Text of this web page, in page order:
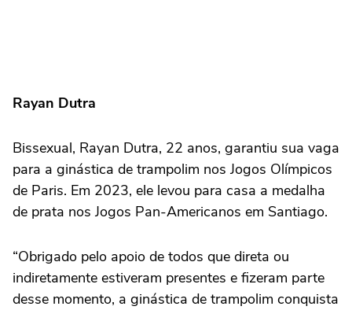
Rayan Dutra
Bissexual, Rayan Dutra, 22 anos, garantiu sua vaga
para a ginástica de trampolim nos Jogos Olímpicos
de Paris. Em 2023, ele levou para casa a medalha
de prata nos Jogos Pan-Americanos em Santiago.
“Obrigado pelo apoio de todos que direta ou
indiretamente estiveram presentes e fizeram parte
desse momento, a ginástica de trampolim conquista